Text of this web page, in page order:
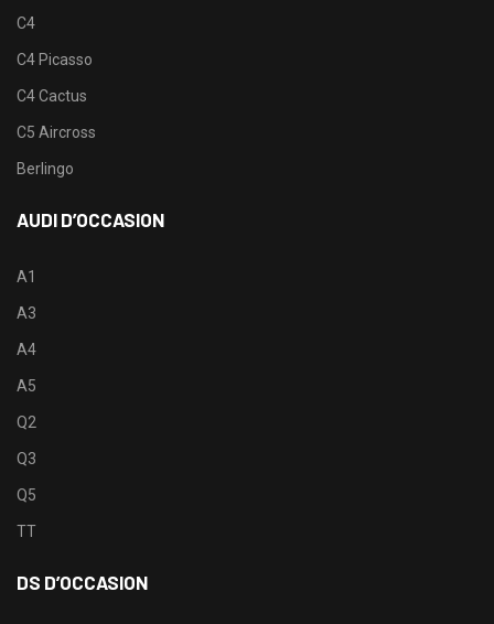
C4
C4 Picasso
C4 Cactus
C5 Aircross
Berlingo
AUDI D’OCCASION
A1
A3
A4
A5
Q2
Q3
Q5
TT
DS D’OCCASION